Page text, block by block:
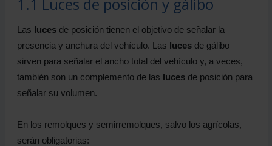
Las lucesde posición tienen el objetivo de señalar la
presencia y anchura del vehículo. Las lucesde gálibo
sirven para señalar el ancho total del vehículo y, a veces,
también son un complemento de las lucesde posición para
señalar su volumen.
En los remolques y semirremolques, salvo los agrícolas,
serán obligatorias: